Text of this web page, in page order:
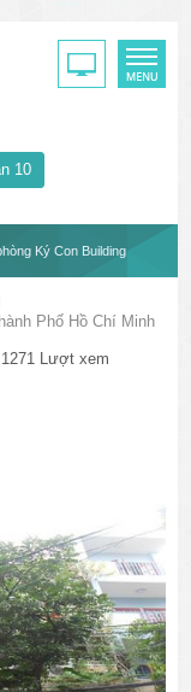
10
Ký Con Building
Phố Hồ Chí Minh
Lượt xem